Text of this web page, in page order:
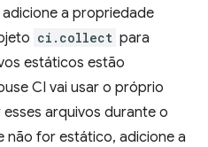
a propriedade
ci.collect para
estáticos estão
CI vai usar o próprio
arquivos durante o
não for estático, adicione a